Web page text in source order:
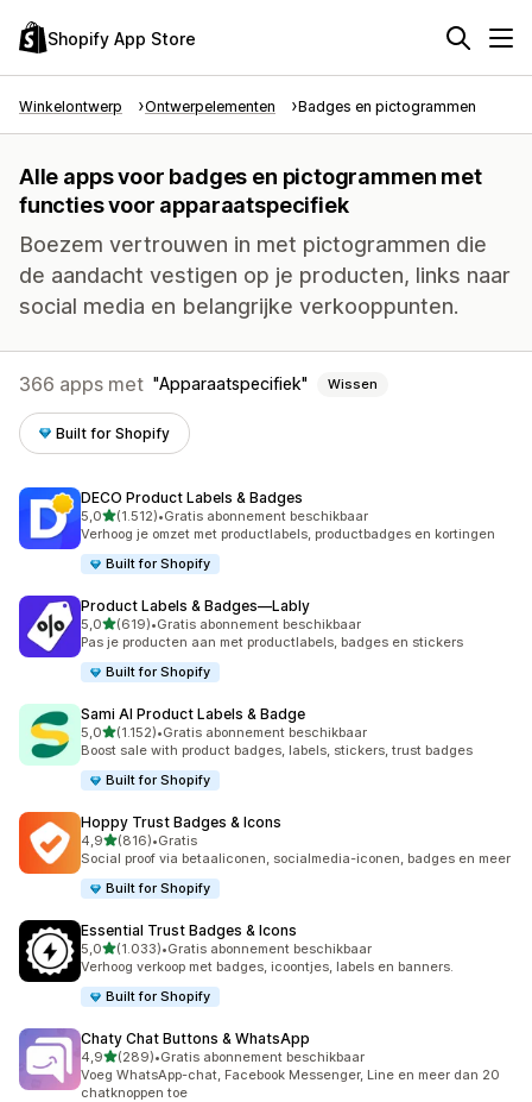
Shopify App Store
Winkelontwerp Ontwerpelementen Badges en pictogrammen
Alle apps voor badges en pictogrammen met
functies voor apparaatspecifiek
Boezem vertrouwen in met pictogrammen die
de aandacht vestigen op je producten, links naar
social media en belangrijke verkooppunten.
366 apps met Apparaatspecifiek Wissen
Built for Shopify
DECO Product Labels & Badges
5,0van 5 sterren
(1.512)
1512 recensies in totaal
•Gratis abonnement beschikbaar
Verhoog je omzet met productlabels, productbadges en kortingen
Built for Shopify
Product Labels & Badges—Lably
5,0van 5 sterren
(619)
619 recensies in totaal
•Gratis abonnement beschikbaar
Pas je producten aan met productlabels, badges en stickers
Built for Shopify
Sami AI Product Labels & Badge
5,0van 5 sterren
(1.152)
1152 recensies in totaal
•Gratis abonnement beschikbaar
Boost sale with product badges, labels, stickers, trust badges
Built for Shopify
Hoppy Trust Badges & Icons
4,9van 5 sterren
(816)
816 recensies in totaal
•Gratis
Social proof via betaaliconen, socialmedia-iconen, badges en meer
Built for Shopify
Essential Trust Badges & Icons
5,0van 5 sterren
(1.033)
1033 recensies in totaal
•Gratis abonnement beschikbaar
Verhoog verkoop met badges, icoontjes, labels en banners.
Built for Shopify
Chaty Chat Buttons & WhatsApp
4,9van 5 sterren
(289)
289 recensies in totaal
•Gratis abonnement beschikbaar
Voeg WhatsApp-chat, Facebook Messenger, Line en meer dan 20
chatknoppen toe